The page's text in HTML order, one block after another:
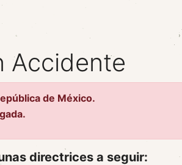
Accidente
de México.
directrices a seguir: